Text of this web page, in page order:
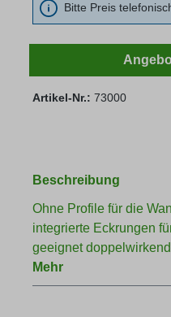
Bitte Preis
Artikel-Nr.: 73000
Beschreibung
Ohne Profile für die
integrierte Eckrungen
geeignet
Mehr